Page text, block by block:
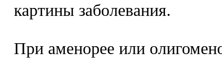
картины заболевания.
При аменорее или